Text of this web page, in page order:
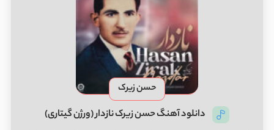
حسن زیرک
دانلود آهنگ حسن زیرک نازدار (ورژن گیتاری)